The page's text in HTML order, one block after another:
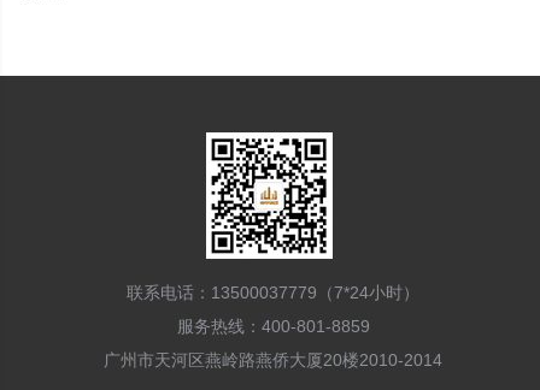
联系电话：13500037779（7*24小时）
服务热线：400-801-8859
广州市天河区燕岭路燕侨大厦20楼2010-2014